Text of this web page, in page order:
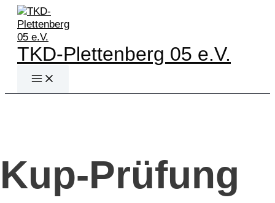
Zum
Inhalt
springen
TKD-Plettenberg 05 e.V.
Main
Menu
Kup-Prüfung